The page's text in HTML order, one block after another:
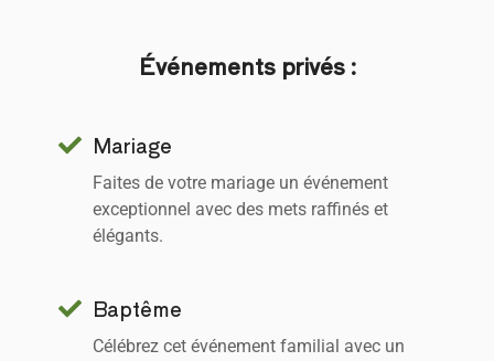
Événements privés :
Mariage
Faites de votre mariage un événement
exceptionnel avec des mets raffinés et
élégants.
Baptême
Célébrez cet événement familial avec un